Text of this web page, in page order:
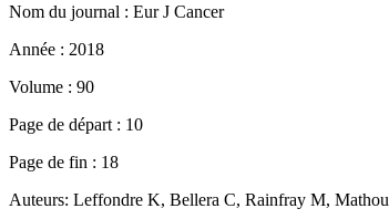
Nom du journal : Eur J Cancer
Année : 2018
Volume : 90
Page de départ : 10
Page de fin : 18
Auteurs: Leffondre K, Bellera C, Rainfray M,